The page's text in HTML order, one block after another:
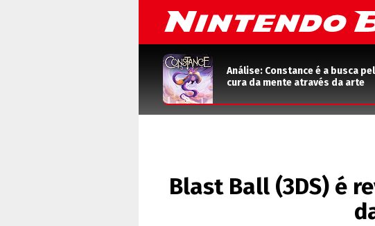
Análise: Constance é a busca
cura da mente através da arte
Blast Ball (3DS) é